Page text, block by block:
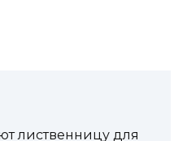
лиственницу для